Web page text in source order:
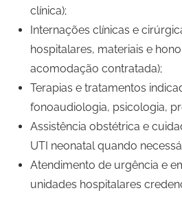
clínica);
Internações clínicas e
hospitalares, materiais e
acomodação contratada);
Terapias e tratamentos
fonoaudiologia, psicologia,
Assistência obstétrica e
UTI neonatal quando
Atendimento de urgência e
unidades hospitalares